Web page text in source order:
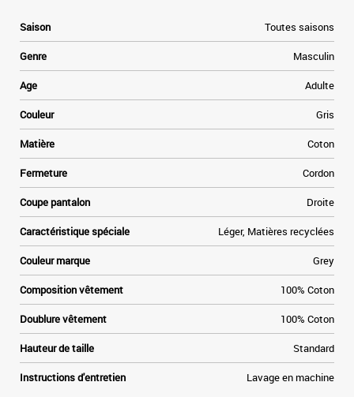
Saison Toutes saisons
Genre Masculin
Age Adulte
Couleur Gris
Matière Coton
Fermeture Cordon
Coupe pantalon Droite
Caractéristique spéciale Léger, Matières recyclées
Couleur marque Grey
Composition vêtement 100% Coton
Doublure vêtement 100% Coton
Hauteur de taille Standard
Instructions d'entretien Lavage en machine